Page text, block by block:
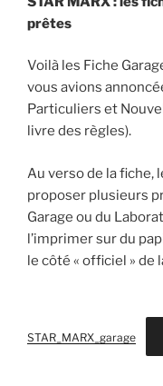
prêtes
Voilà les Fiche
vous avions
Particuliers et
livre des règles).
Au verso de la fiche,
proposer plusieurs
Garage ou du
l’imprimer sur du
le côté « officiel » de
STAR_MARX_garage